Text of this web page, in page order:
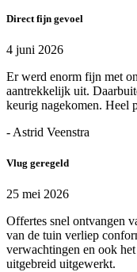
Direct fijn gevoel
4 juni 2026
Er werd enorm fijn met
aantrekkelijk uit.
keurig nagekomen. Heel
- Astrid Veenstra
Vlug geregeld
25 mei 2026
Offertes snel ontvangen
van de tuin verliep
verwachtingen en ook
uitgebreid uitgewerkt.